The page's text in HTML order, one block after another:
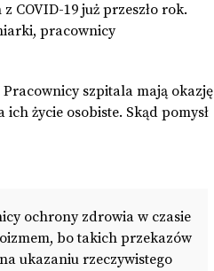
COVID-19 już przeszło rok.
pracownicy
szpitala mają okazję
życie osobiste. Skąd pomysł
ochrony zdrowia w czasie
bo takich przekazów
ukazaniu rzeczywistego